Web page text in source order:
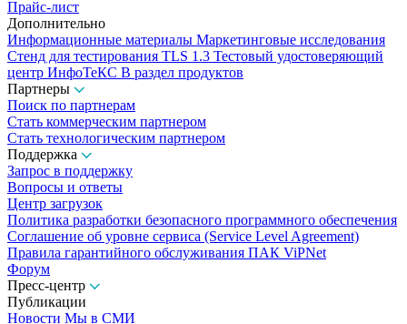
Прайс-лист
Дополнительно
Информационные материалы Маркетинговые исследования
Стенд для тестирования TLS 1.3 Тестовый удостоверяющий
центр ИнфоТеКС В раздел продуктов
Партнеры
Поиск по партнерам
Стать коммерческим партнером
Стать технологическим партнером
Поддержка
Запрос в поддержку
Вопросы и ответы
Центр загрузок
Политика разработки безопасного программного обеспечения
Соглашение об уровне сервиса (Service Level Agreement)
Правила гарантийного обслуживания ПАК ViPNet
Форум
Пресс-центр
Публикации
Новости Мы в СМИ